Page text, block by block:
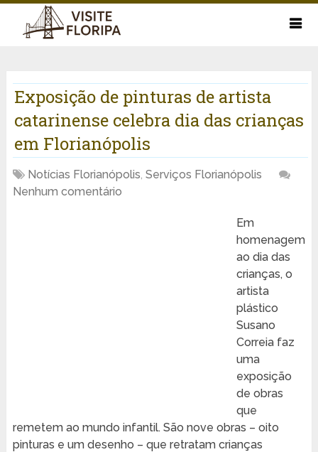
Exposição de pinturas de artista
catarinense celebra dia das crianças
em Florianópolis
Notícias Florianópolis, Serviços Florianópolis
Nenhum comentário
Em
homenagem
ao dia das
crianças, o
artista
plástico
Susano
Correia faz
uma
exposição
de obras
que
remetem ao mundo infantil. São nove obras – oito
pinturas e um desenho – que retratam crianças